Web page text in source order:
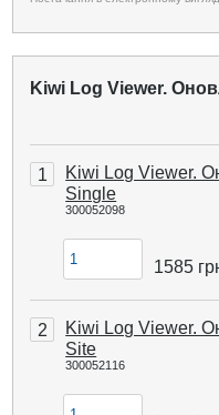
Kiwi Log Viewer.
1
Kiwi Log Viewer.
Single
300052098
1585
2
Kiwi Log Viewer.
Site
300052116